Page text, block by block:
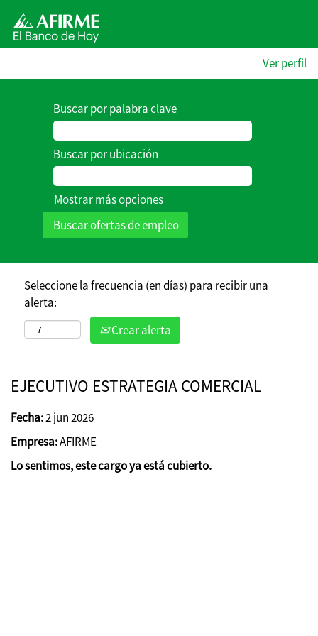
Ver perfil
Buscar por palabra clave
Buscar por ubicación
Mostrar más opciones
Seleccione la frecuencia (en días) para recibir una
alerta:
Crear alerta
EJECUTIVO ESTRATEGIA COMERCIAL
Fecha:2 jun 2026
Empresa:AFIRME
Lo sentimos, este cargo ya está cubierto.